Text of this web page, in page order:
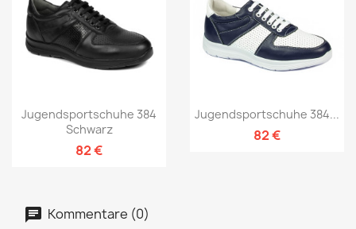
Jugendsportschuhe 384
Schwarz
82 €
Jugendsportschuhe 384...
82 €
Kommentare (0)